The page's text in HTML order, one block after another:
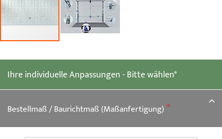
Ihre individuelle Anpassungen - Bitte wählen*
Bestellmaß / Baurichtmaß (Maßanfertigung)
Bildgalerie